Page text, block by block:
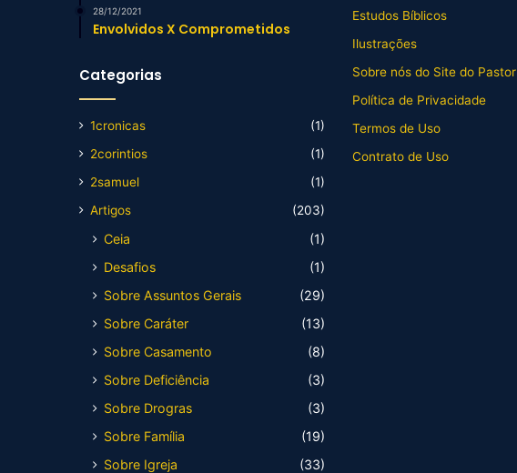
28/12/2021
Envolvidos X Comprometidos
Categorias
1cronicas
(1)
2corintios
(1)
2samuel
(1)
Artigos
(203)
Ceia
(1)
Desafios
(1)
Sobre Assuntos Gerais
(29)
Sobre Caráter
(13)
Sobre Casamento
(8)
Sobre Deficiência
(3)
Sobre Drogras
(3)
Sobre Família
(19)
Sobre Igreja
(33)
Estudos Bíblicos
Ilustrações
Sobre nós do Site do Pastor
Política de Privacidade
Termos de Uso
Contrato de Uso